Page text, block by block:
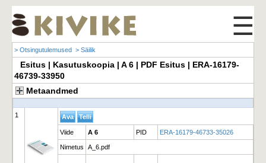
☰
> Otsingutulemused > Säilik
Esitus | Kasutuskoopia | A 6 | PDF Esitus | ERA-16179-
46739-33950
Metaandmed
1
Viide A 6 PID ERA-16179-46733-35026
Nimetus A_6.pdf